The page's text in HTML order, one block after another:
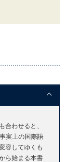
わせると、
実上の国際語
容してゆくも
ら始まる本書